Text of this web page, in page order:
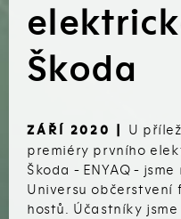
Škoda
ZÁŘÍ 2020 | U
premiéry prvního
Škoda - ENYAQ -
Universu občerstvení
hostů. Účastníky